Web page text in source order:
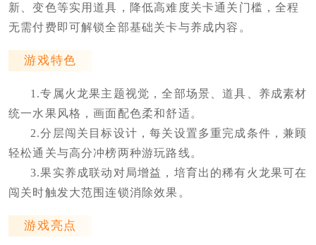
新、变色等实用道具，降低高难度关卡通关门槛，全程
无需付费即可解锁全部基础关卡与养成内容。
游戏特色
1.专属火龙果主题视觉，全部场景、道具、养成素材
统一水果风格，画面配色柔和舒适。
2.分层闯关目标设计，每关设置多重完成条件，兼顾
轻松通关与高分冲榜两种游玩路线。
3.果实养成联动对局增益，培育出的稀有火龙果可在
闯关时触发大范围连锁消除效果。
游戏亮点